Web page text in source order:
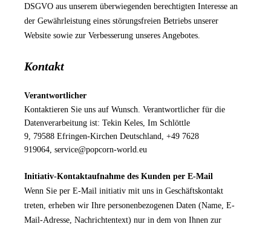
DSGVO aus unserem überwiegenden berechtigten Interesse an
der Gewährleistung eines störungsfreien Betriebs unserer
Website sowie zur Verbesserung unseres Angebotes.
Kontakt
Verantwortlicher
Kontaktieren Sie uns auf Wunsch. Verantwortlicher für die
Datenverarbeitung ist: Tekin Keles, Im Schlöttle
9, 79588 Efringen-Kirchen Deutschland, +49 7628
919064, service@popcorn-world.eu
Initiativ-Kontaktaufnahme des Kunden per E-Mail
Wenn Sie per E-Mail initiativ mit uns in Geschäftskontakt
treten, erheben wir Ihre personenbezogenen Daten (Name, E-
Mail-Adresse, Nachrichtentext) nur in dem von Ihnen zur